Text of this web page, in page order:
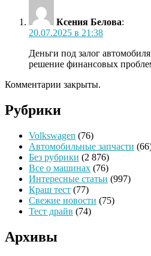
Ксения Беловa:
20.07.2025 в 21:38
Деньги под залог
решение финансовых
Комментарии закрыты.
Рубрики
Volkswagen (76)
Автомобильные запчасти
Без рубрики (2 876)
Все о машинах (76)
Интересные статьи (997)
Краш тест (77)
Свежие новости (75)
Тест драйв (74)
Архивы